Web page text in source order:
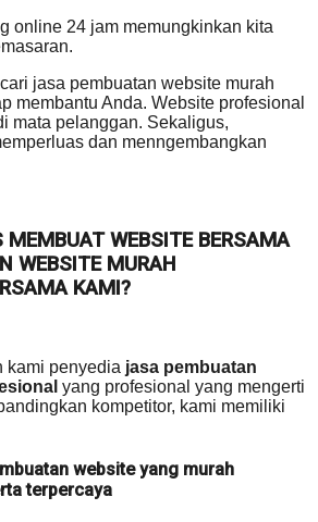
online 24 jam memungkinkan kita
jasa pembuatan website murah
membantu Anda. Website profesional
mata pelanggan. Sekaligus,
dan menngembangkan
MEMBUAT WEBSITE BERSAMA
WEBSITE MURAH
KAMI?
kami penyedia jasa pembuatan
yang profesional yang mengerti
kompetitor, kami memiliki
website yang murah
terpercaya